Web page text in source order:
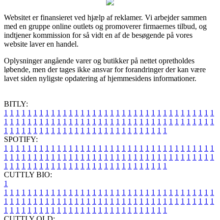
Websitet er finansieret ved hjælp af reklamer. Vi arbejder sammen
med en gruppe online outlets og promoverer firmaernes tilbud, og
indtjener kommission for så vidt en af de besøgende på vores
website laver en handel.
Oplysninger angående varer og butikker på nettet opretholdes
løbende, men der tages ikke ansvar for forandringer der kan være
lavet siden nyligste opdatering af hjemmesidens informationer.
BITLY:
1 1 1 1 1 1 1 1 1 1 1 1 1 1 1 1 1 1 1 1 1 1 1 1 1 1 1 1 1 1 1 1 1 1 1 1
1 1 1 1 1 1 1 1 1 1 1 1 1 1 1 1 1 1 1 1 1 1 1 1 1 1 1 1 1 1 1 1 1 1 1 1
1 1 1 1 1 1 1 1 1 1 1 1 1 1 1 1 1 1 1 1 1 1 1 1 1 1 1 1
SPOTIFY:
1 1 1 1 1 1 1 1 1 1 1 1 1 1 1 1 1 1 1 1 1 1 1 1 1 1 1 1 1 1 1 1 1 1 1 1
1 1 1 1 1 1 1 1 1 1 1 1 1 1 1 1 1 1 1 1 1 1 1 1 1 1 1 1 1 1 1 1 1 1 1 1
1 1 1 1 1 1 1 1 1 1 1 1 1 1 1 1 1 1 1 1 1 1 1 1 1 1 1 1
CUTTLY BIO:
1
1 1 1 1 1 1 1 1 1 1 1 1 1 1 1 1 1 1 1 1 1 1 1 1 1 1 1 1 1 1 1 1 1 1 1 1
1 1 1 1 1 1 1 1 1 1 1 1 1 1 1 1 1 1 1 1 1 1 1 1 1 1 1 1 1 1 1 1 1 1 1 1
1 1 1 1 1 1 1 1 1 1 1 1 1 1 1 1 1 1 1 1 1 1 1 1 1 1 1 1